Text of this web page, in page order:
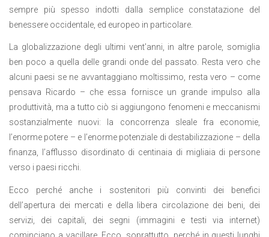
sempre più spesso indotti dalla semplice constatazione del
benessere occidentale, ed europeo in particolare.
La globalizzazione degli ultimi vent’anni, in altre parole, somiglia
ben poco a quella delle grandi onde del passato. Resta vero che
alcuni paesi se ne avvantaggiano moltissimo, resta vero – come
pensava Ricardo – che essa fornisce un grande impulso alla
produttività, ma a tutto ciò si aggiungono fenomeni e meccanismi
sostanzialmente nuovi: la concorrenza sleale fra economie,
l’enorme potere – e l’enorme potenziale di destabilizzazione – della
finanza, l’afflusso disordinato di centinaia di migliaia di persone
verso i paesi ricchi.
Ecco perché anche i sostenitori più convinti dei benefici
dell’apertura dei mercati e della libera circolazione dei beni, dei
servizi, dei capitali, dei segni (immagini e testi via internet)